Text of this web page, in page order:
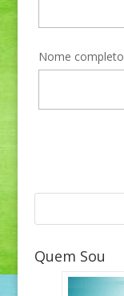
Nome completo
Quem Sou